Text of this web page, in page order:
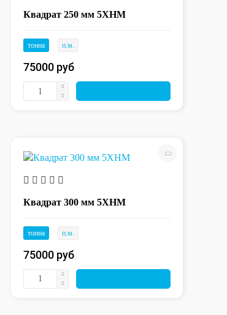
Квадрат 250 мм 5ХНМ
тонна п.м.
75000 руб
Квадрат 300 мм 5ХНМ
тонна п.м.
75000 руб